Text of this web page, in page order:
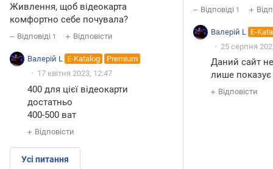
Живлення, щоб відеокарта
комфортно себе почувала?
Відповіді 1 Відповісти
Валерій L E-Katalog
Premium
17 квітня 2023, 12:47
400 для цієї відеокарти
достатньо
400-500 ват
Відповісти
Усі питання
Відповіді 1
Валерій L
E-
25 серпня
Даний сайт
лише показує
Відповісти